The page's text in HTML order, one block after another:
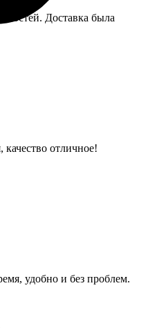
Доставка была
качество отличное!
удобно и без проблем.